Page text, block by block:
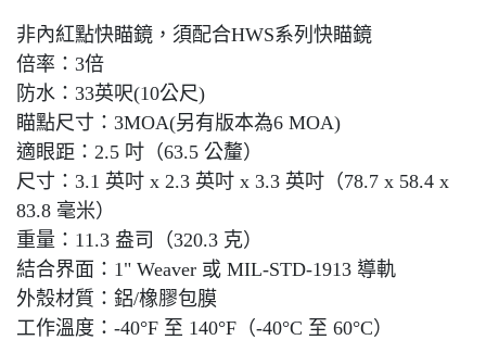
非內紅點快瞄鏡，須配合HWS系列快瞄鏡
倍率：3倍
防水：33英呎(10公尺)
瞄點尺寸：3MOA(另有版本為6 MOA)
適眼距：2.5 吋（63.5 公釐）
尺寸：3.1 英吋 x 2.3 英吋 x 3.3 英吋（78.7 x 58.4 x
83.8 毫米）
重量：11.3 盎司（320.3 克）
結合界面：1" Weaver 或 MIL-STD-1913 導軌
外殼材質：鋁/橡膠包膜
工作溫度：-40°F 至 140°F（-40°C 至 60°C）